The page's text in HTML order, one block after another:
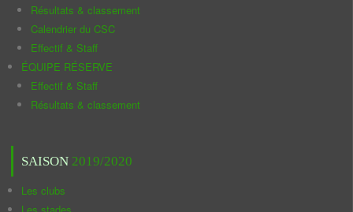
Résultats & classement
Calendrier du CSC
Effectif & Staff
ÉQUIPE RÉSERVE
Effectif & Staff
Résultats & classement
SAISON 2019/2020
Les clubs